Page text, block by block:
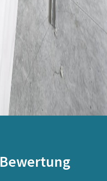
Bewertung